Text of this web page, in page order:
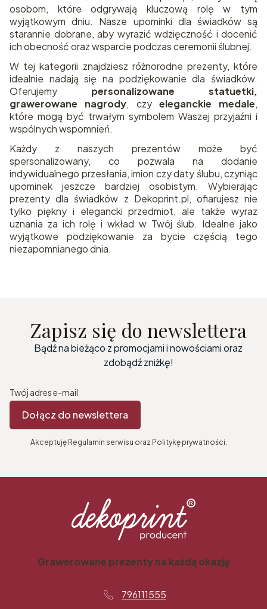
osobom, które odgrywają kluczową rolę w tym
wyjątkowym dniu. Nasze upominki dla świadków są
starannie dobrane, aby wyrazić wdzięczność i docenić
ich obecność oraz wsparcie podczas ceremonii ślubnej.
W tej kategorii znajdziesz różnorodne prezenty, które
idealnie nadają się na podziękowanie dla świadków.
Oferujemy personalizowane statuetki,
grawerowane nagrody, czy eleganckie medale,
które mogą być trwałym symbolem Waszej przyjaźni i
wspólnych wspomnień.
Każdy z naszych prezentów może być
spersonalizowany, co pozwala na dodanie
indywidualnego przesłania, imion czy daty ślubu, czyniąc
upominek jeszcze bardziej osobistym. Wybierając
prezenty dla świadków z Dekoprint.pl, ofiarujesz nie
tylko piękny i elegancki przedmiot, ale także wyraz
uznania za ich rolę i wkład w Twój ślub. Idealne jako
wyjątkowe podziękowanie za bycie częścią tego
niezapomnianego dnia.
Zapisz się do newslettera
Bądź na bieżąco z promocjami i nowościami oraz
zdobądź zniżkę!
Twój adres e-mail
Dołącz do newslettera
Akceptuję Regulamin serwisu oraz Politykę prywatności.
Grawerowane prezenty na każdą okazję
796111555